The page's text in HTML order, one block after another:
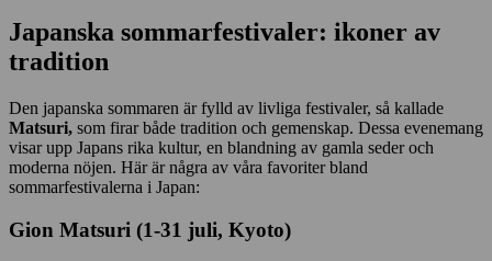
Japanska sommarfestivaler: ikoner av
tradition
Den japanska sommaren är fylld av livliga festivaler, så kallade
Matsuri, som firar både tradition och gemenskap. Dessa evenemang
visar upp Japans rika kultur, en blandning av gamla seder och
moderna nöjen. Här är några av våra favoriter bland
sommarfestivalerna i Japan:
Gion Matsuri (1-31 juli, Kyoto)